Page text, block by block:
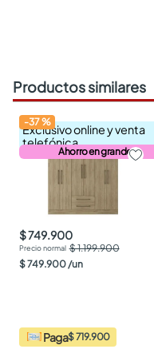
Productos similares
Exclusivo online y venta
telefónica
Ahorro en grande
-37%
$ 749.900
$ 1.199.900
$749.900 /un
Paga$ 719.900